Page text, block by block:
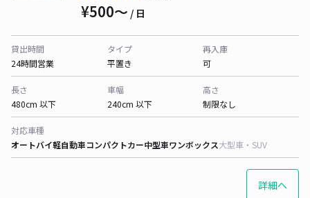
¥500〜 / 日
貸出時間
24時間営業
タイプ
平置き
再入庫
可
長さ
480cm 以下
車幅
240cm 以下
高さ
制限なし
対応車種
オートバイ軽自動車コンパクトカー中型車ワンボックス大型車・SUV
詳細へ